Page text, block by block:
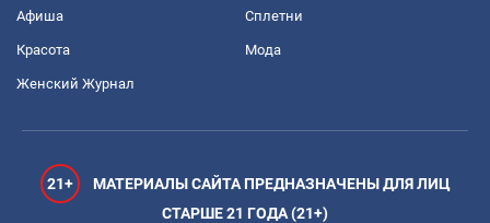
Афиша Сплетни
Красота Мода
Женский Журнал
21+
МАТЕРИАЛЫ САЙТА ПРЕДНАЗНАЧЕНЫ ДЛЯ ЛИЦ
СТАРШЕ 21 ГОДА (21+)